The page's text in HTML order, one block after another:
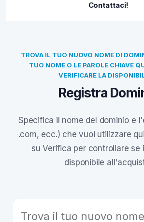
Contattaci!
TROVA IL TUO NUOVO NOME DI
TUO NOME O LE PAROLE CHIAVE
VERIFICARE LA
Registra
Specifica il nome del dominio e
.com, ecc.) che vuoi utilizzare
su Verifica per controllare se
disponibile